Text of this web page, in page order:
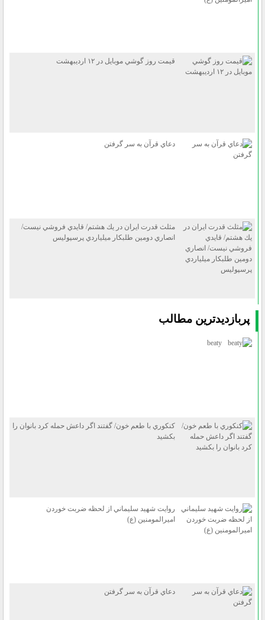
قيمت روز گوشي موبايل در ۱۲ ارديبهشت
دعاي قرآن به سر گرفتن
مثلث قدرت ايران در يك هشتم/ قايدي فروشي نيست/
انصاري دومين طلبكار ميلياردي پرسپوليس
پربازديدترين مطالب
beaty
كنكوري با طعم خون/ گفتند اگر داعش حمله كرد بانوان را
بكشيد
روايت شهيد سليماني از لحظه ضربت خوردن
اميرالمومنين (ع)
دعاي قرآن به سر گرفتن